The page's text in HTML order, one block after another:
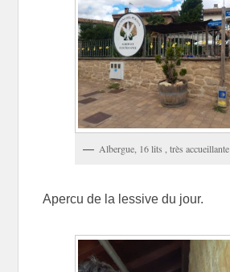
Albergue, 16 lits , très accueillante
Apercu de la lessive du jour.